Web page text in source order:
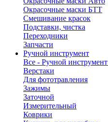
Окрасочные маски БТТ
Смешивание красок
Подставки, чистка
Переходники
Запчасти
Ручной инструмент
Все - Ручной инструмент
Верстаки
Для фототравления
Зажимы
Заточной
Измерительный
Коврики